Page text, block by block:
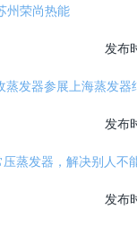
州荣尚热能
发布
蒸发器参展上海蒸发器
发布
压蒸发器，解决别人不
发布